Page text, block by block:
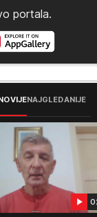
portala.
NAJGLEDANIJE